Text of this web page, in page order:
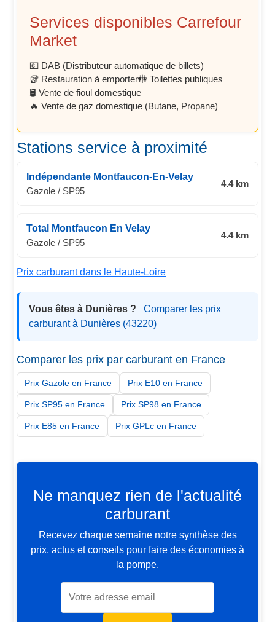
Services disponibles Carrefour
Market
💶 DAB (Distributeur automatique de billets)
🥡 Restauration à emporter🚻 Toilettes publiques
🛢️ Vente de fioul domestique
🔥 Vente de gaz domestique (Butane, Propane)
Stations service à proximité
Indépendante Montfaucon-En-Velay
Gazole / SP95
4.4 km
Total Montfaucon En Velay
Gazole / SP95
4.4 km
Prix carburant dans le Haute-Loire
Vous êtes à Dunières ?
Comparer les prix
carburant à Dunières (43220)
Comparer les prix par carburant en France
Prix Gazole en France Prix E10 en France
Prix SP95 en France Prix SP98 en France
Prix E85 en France Prix GPLc en France
Ne manquez rien de l'actualité
carburant
Recevez chaque semaine notre synthèse des
prix, actus et conseils pour faire des économies à
la pompe.